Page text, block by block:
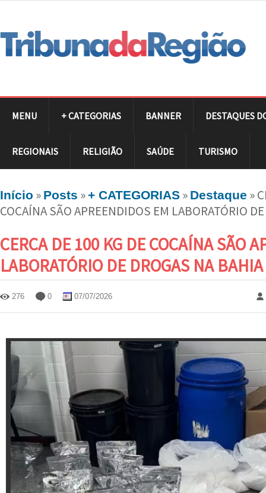
MENU + CATEGORIAS BANNER DESTAQUES
REGIONAIS RELIGIÃO SAÚDE TURISMO
Início » Posts »+ CATEGORIAS » Destaque »
COCAÍNA SÃO APREENDIDOS EM LABORATÓRIO
CERCA DE 100 KG DE COCAÍNA SÃO
LABORATÓRIO DE DROGAS NA BAHIA
276 0 07/07/2026